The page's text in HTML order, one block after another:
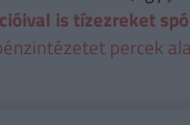
is tízezreket
percek